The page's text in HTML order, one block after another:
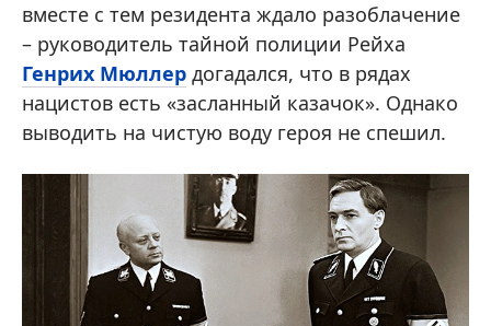
вместе с тем резидента ждало разоблачение
– руководитель тайной полиции Рейха
Генрих Мюллер догадался, что в рядах
нацистов есть «засланный казачок». Однако
выводить на чистую воду героя не спешил.